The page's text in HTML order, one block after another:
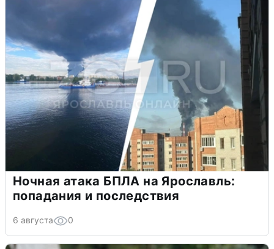
Ночная атака БПЛА на Ярославль:
попадания и последствия
6 августа 0